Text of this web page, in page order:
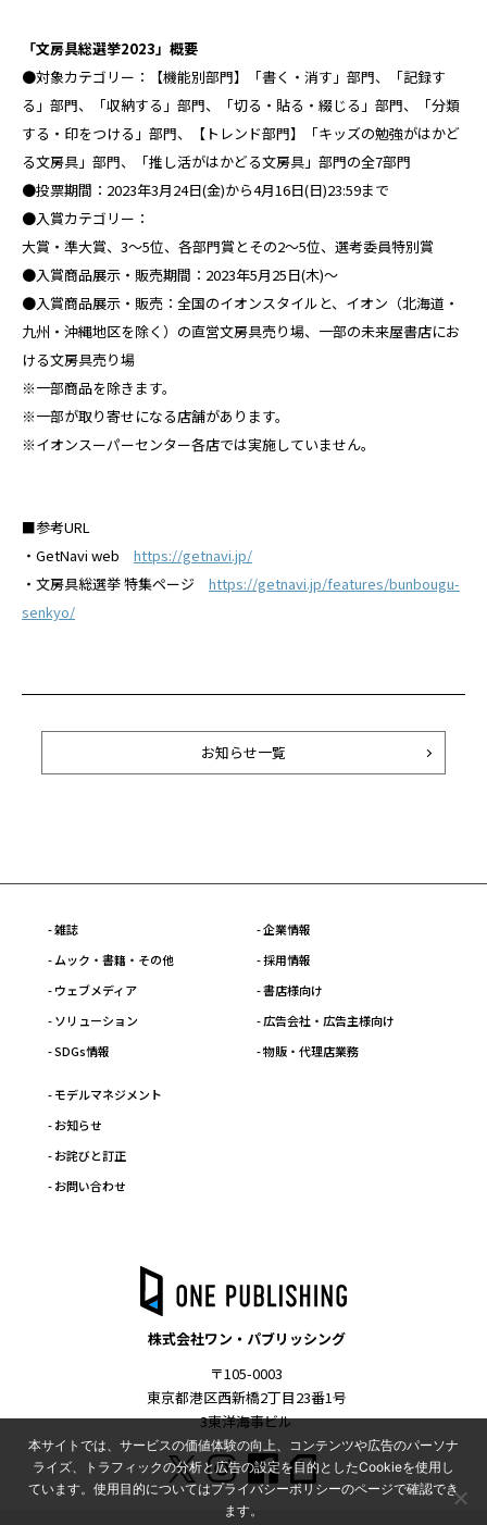
「文房具総選挙2023」概要
●対象カテゴリー：【機能別部門】「書く・消す」部門、「記録す
る」部門、「収納する」部門、「切る・貼る・綴じる」部門、「分類
する・印をつける」部門、【トレンド部門】「キッズの勉強がはかど
る文房具」部門、「推し活がはかどる文房具」部門の全7部門
●投票期間：2023年3月24日(金)から4月16日(日)23:59まで
●入賞カテゴリー：
大賞・準大賞、3～5位、各部門賞とその2～5位、選考委員特別賞
●入賞商品展示・販売期間：2023年5月25日(木)～
●入賞商品展示・販売：全国のイオンスタイルと、イオン（北海道・
九州・沖縄地区を除く）の直営文房具売り場、一部の未来屋書店にお
ける文房具売り場
※一部商品を除きます。
※一部が取り寄せになる店舗があります。
※イオンスーパーセンター各店では実施していません。
■参考URL
・GetNavi web https://getnavi.jp/
・文房具総選挙 特集ページ https://getnavi.jp/features/bunbougu-
senkyo/
お知らせ一覧
- 雑誌
- ムック・書籍・その他
- ウェブメディア
- ソリューション
- SDGs情報
- 企業情報
- 採用情報
- 書店様向け
- 広告会社・広告主様向け
- 物販・代理店業務
- モデルマネジメント
- お知らせ
- お詫びと訂正
- お問い合わせ
株式会社ワン・パブリッシング
〒105-0003
東京都港区西新橋2丁目23番1号
3東洋海事ビル
本サイトでは、サービスの価値体験の向上、コンテンツや広告のパーソナ
ライズ、トラフィックの分析と広告の設定を目的としたCookieを使用し
ています。使用目的についてはプライバシーポリシーのページで確認でき
ます。